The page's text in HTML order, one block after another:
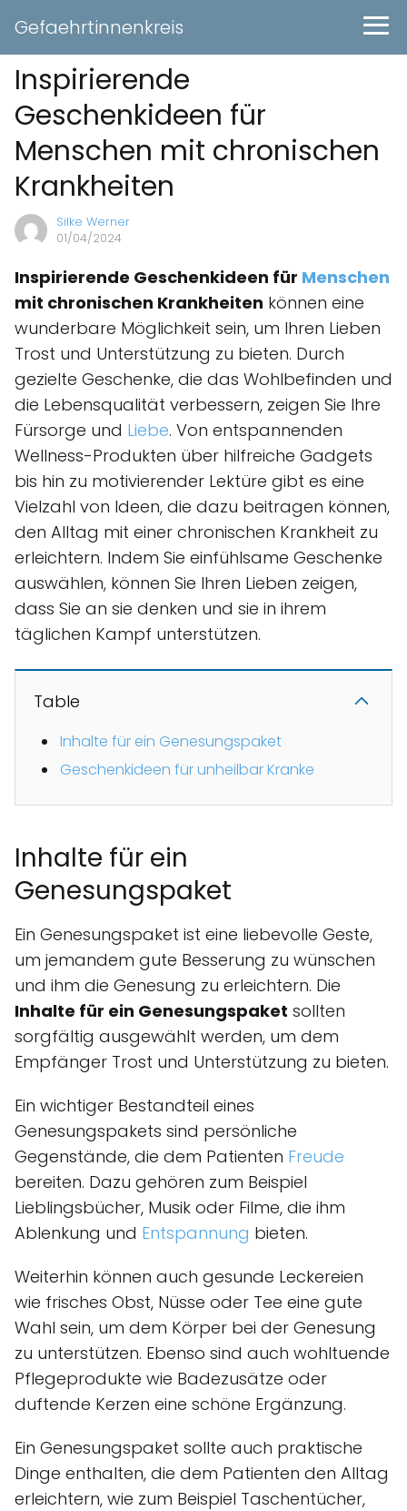
Gefaehrtinnenkreis
Inspirierende
Geschenkideen für
Menschen mit chronischen
Krankheiten
Silke Werner
01/04/2024
Inspirierende Geschenkideen für Menschen
mit chronischen Krankheiten können eine
wunderbare Möglichkeit sein, um Ihren Lieben
Trost und Unterstützung zu bieten. Durch
gezielte Geschenke, die das Wohlbefinden und
die Lebensqualität verbessern, zeigen Sie Ihre
Fürsorge und Liebe. Von entspannenden
Wellness-Produkten über hilfreiche Gadgets
bis hin zu motivierender Lektüre gibt es eine
Vielzahl von Ideen, die dazu beitragen können,
den Alltag mit einer chronischen Krankheit zu
erleichtern. Indem Sie einfühlsame Geschenke
auswählen, können Sie Ihren Lieben zeigen,
dass Sie an sie denken und sie in ihrem
täglichen Kampf unterstützen.
Table
Inhalte für ein Genesungspaket
Geschenkideen für unheilbar Kranke
Inhalte für ein
Genesungspaket
Ein Genesungspaket ist eine liebevolle Geste,
um jemandem gute Besserung zu wünschen
und ihm die Genesung zu erleichtern. Die
Inhalte für ein Genesungspaket sollten
sorgfältig ausgewählt werden, um dem
Empfänger Trost und Unterstützung zu bieten.
Ein wichtiger Bestandteil eines
Genesungspakets sind persönliche
Gegenstände, die dem Patienten Freude
bereiten. Dazu gehören zum Beispiel
Lieblingsbücher, Musik oder Filme, die ihm
Ablenkung und Entspannung bieten.
Weiterhin können auch gesunde Leckereien
wie frisches Obst, Nüsse oder Tee eine gute
Wahl sein, um dem Körper bei der Genesung
zu unterstützen. Ebenso sind auch wohltuende
Pflegeprodukte wie Badezusätze oder
duftende Kerzen eine schöne Ergänzung.
Ein Genesungspaket sollte auch praktische
Dinge enthalten, die dem Patienten den Alltag
erleichtern, wie zum Beispiel Taschentücher,